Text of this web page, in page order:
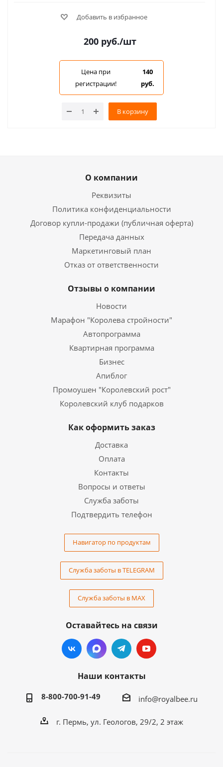
Добавить в избранное
200руб./шт
Цена при
регистрации!
140
руб.
В корзину
О компании
Реквизиты
Политика конфиденциальности
Договор купли-продажи (публичная оферта)
Передача данных
Маркетинговый план
Отказ от ответственности
Отзывы о компании
Новости
Марафон "Королева стройности"
Автопрограмма
Квартирная программа
Бизнес
Апиблог
Промоушен "Королевский рост"
Королевский клуб подарков
Как оформить заказ
Доставка
Оплата
Контакты
Вопросы и ответы
Служба заботы
Подтвердить телефон
Навигатор по продуктам
Служба заботы в TELEGRAM
Служба заботы в MAX
Оставайтесь на связи
Наши контакты
8-800-700-91-49 info@royalbee.ru
г. Пермь, ул. Геологов, 29/2, 2 этаж